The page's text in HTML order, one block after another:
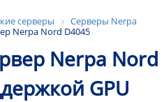
серверы
Серверы Nerpa
Nerpa Nord D4045
Nerpa Nord
GPU